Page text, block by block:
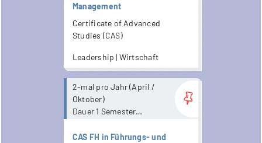
Management
Certificate of Advanced
Studies (CAS)
Leadership | Wirtschaft
2-mal pro Jahr (April /
Oktober)
Dauer 1 Semester
CAS FH in Führungs- und
more...